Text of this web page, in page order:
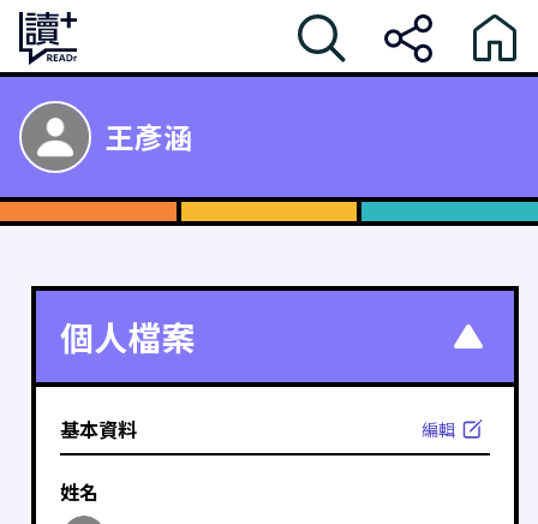
王彥涵
個人檔案
基本資料 編輯
姓名